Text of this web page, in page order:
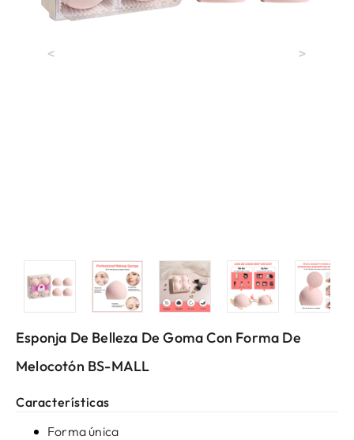
< >
Esponja De Belleza De Goma Con Forma De
Melocotón BS-MALL
Características
Forma única